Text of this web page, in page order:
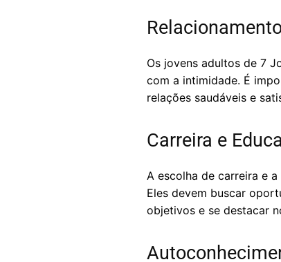
Os jovens adultos de 7
com a intimidade. É
relações saudáveis e
Carreira e
A escolha de carreira e
Eles devem buscar
objetivos e se destacar